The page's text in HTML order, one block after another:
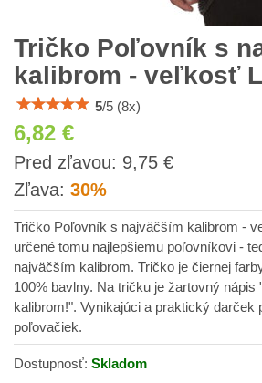
Tričko Poľovník s
kalibrom - veľkosť L
5/5 (8x)
6,82 €
Pred zľavou: 9,75 €s
Zľava: 30%
Tričko Poľovník s najväčším kalibrom -
určené tomu najlepšiemu poľovníkovi -
najväčším kalibrom. Tričko je čiernej
100% bavlny. Na tričku je žartovný
kalibrom!". Vynikajúci a praktický darček
poľovačiek.
Dostupnosť: Skladom